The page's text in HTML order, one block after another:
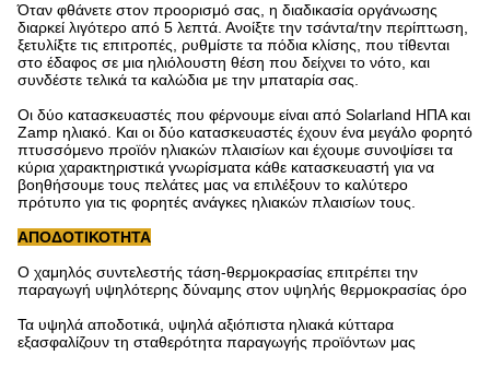
Όταν φθάνετε στον προορισμό σας, η διαδικασία οργάνωσης
διαρκεί λιγότερο από 5 λεπτά. Ανοίξτε την τσάντα/την περίπτωση,
ξετυλίξτε τις επιτροπές, ρυθμίστε τα πόδια κλίσης, που τίθενται
στο έδαφος σε μια ηλιόλουστη θέση που δείχνει το νότο, και
συνδέστε τελικά τα καλώδια με την μπαταρία σας.
Οι δύο κατασκευαστές που φέρνουμε είναι από Solarland ΗΠΑ και
Zamp ηλιακό. Και οι δύο κατασκευαστές έχουν ένα μεγάλο φορητό
πτυσσόμενο προϊόν ηλιακών πλαισίων και έχουμε συνοψίσει τα
κύρια χαρακτηριστικά γνωρίσματα κάθε κατασκευαστή για να
βοηθήσουμε τους πελάτες μας να επιλέξουν το καλύτερο
πρότυπο για τις φορητές ανάγκες ηλιακών πλαισίων τους.
ΑΠΟΔΟΤΙΚΟΤΗΤΑ
Ο χαμηλός συντελεστής τάση-θερμοκρασίας επιτρέπει την
παραγωγή υψηλότερης δύναμης στον υψηλής θερμοκρασίας όρο
Τα υψηλά αποδοτικά, υψηλά αξιόπιστα ηλιακά κύτταρα
εξασφαλίζουν τη σταθερότητα παραγωγής προϊόντων μας